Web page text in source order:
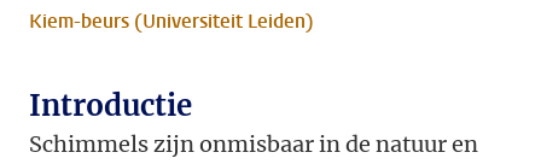
Kiem-beurs (Universiteit Leiden)
Introductie
Schimmels zijn onmisbaar in de natuur en